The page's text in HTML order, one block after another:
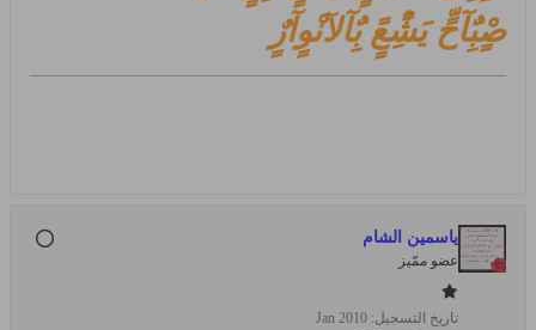
صٍْبٌَِآحٍّ يَشًِْعًٍ بٌَِآلآنْوٍآرٌٍ
ياسمين الشام
عضو ممّيز
تاريخ التسجيل: Jan 2010